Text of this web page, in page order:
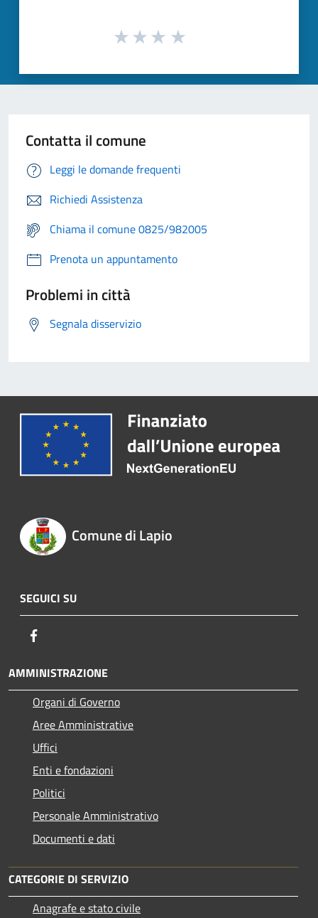
Contatta il comune
Leggi le domande frequenti
Richiedi Assistenza
Chiama il comune 0825/982005
Prenota un appuntamento
Problemi in città
Segnala disservizio
Comune di Lapio
SEGUICI SU
AMMINISTRAZIONE
Organi di Governo
Aree Amministrative
Uffici
Enti e fondazioni
Politici
Personale Amministrativo
Documenti e dati
CATEGORIE DI SERVIZIO
Anagrafe e stato civile